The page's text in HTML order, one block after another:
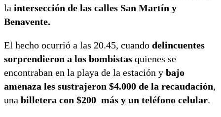
la intersección de las calles San Martín y
Benavente.
El hecho ocurrió a las 20.45, cuando delincuentes
sorprendieron a los bombistas quienes se
encontraban en la playa de la estación y bajo
amenaza les sustrajeron $4.000 de la recaudación,
una billetera con $200 más y un teléfono celular.